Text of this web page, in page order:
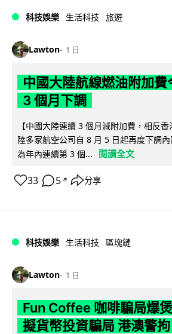
科技娛樂 生活科技 旅遊
Lawton 1 日
中國大陸航線燃油附加費
3 個月下調
【中國大陸連續 3 個月減附加費，相反
陸多家航空公司自 8 月 5 日起再度下調內
為年內連續第 3 個...
閱讀全文
33 5 ↗ 分享
科技娛樂 生活科技 區塊鏈
Lawton 1 日
Fun Coffee 咖啡騙局爆
擬貨幣投資騙局 港澳警